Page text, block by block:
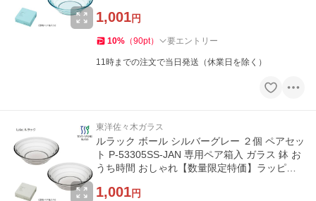
1,001円
10% （90pt） 要エントリー
11時までの注文で当日発送（休業日を除く）
東洋佐々木ガラス
ルラック ボール シルバーグレー ２個 ペアセッ
ト P-53305SS-JAN 専用ペア箱入 ガラス 鉢 お
うち時間 おしゃれ【数量限定特価】ラッピン
1,001円